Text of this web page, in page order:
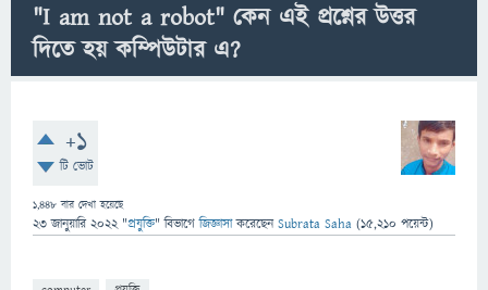
"I am not a robot" কেন এই প্রশ্নের উত্তর
দিতে হয় কম্পিউটার এ?
+1
টি ভোট
1,448 বার দেখা হয়েছে
23 জানুয়ারি 2022 "প্রযুক্তি" বিভাগে জিজ্ঞাসাকরেছেনSubrata Saha (15,210 পয়েন্ট)